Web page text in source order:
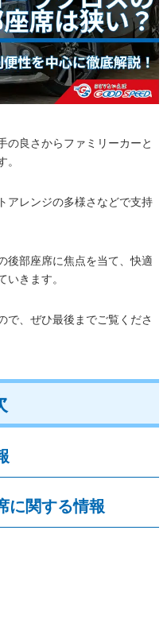
の良さからファミリーカーと
。
アレンジの多様さなどで支持
後部座席に焦点を当て、快適
きます。
で、ぜひ最後までご覧くださ
に関する情報